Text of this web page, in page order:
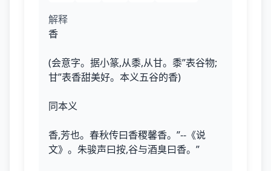
解释
香
(会意字。据小篆,从黍,从甘。黍”表谷物;
甘”表香甜美好。本义五谷的香)
同本义
香,芳也。春秋传曰香稷馨香。”--《说
文》。朱骏声曰按,谷与酒臭曰香。”